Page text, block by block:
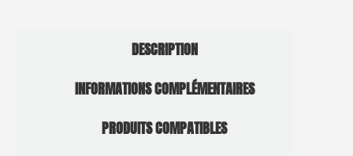
DESCRIPTION
INFORMATIONS COMPLÉMENTAIRES
PRODUITS COMPATIBLES